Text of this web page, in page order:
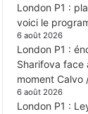
London P1 :
voici le
6 août 2026
London P1 :
Sharifova face
moment Calvo
6 août 2026
London P1 :